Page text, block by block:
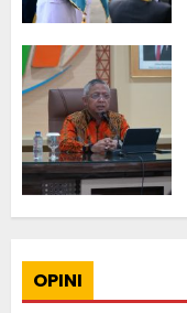
OPINI